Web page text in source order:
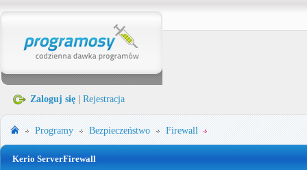
Zaloguj się Rejestracja
Programy Bezpieczeństwo Firewall
Kerio ServerFirewall